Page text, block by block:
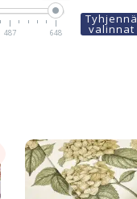
487 648
Tyhjennä
valinnat